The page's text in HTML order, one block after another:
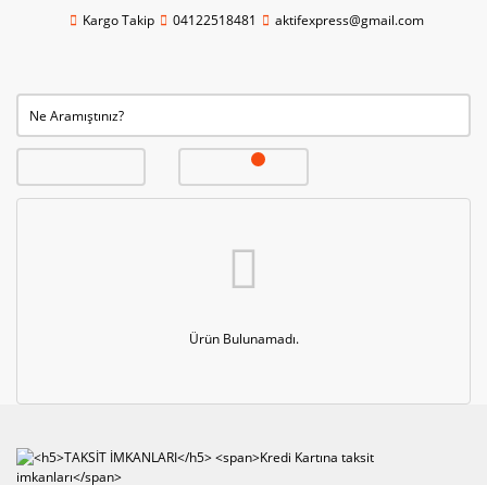
Kargo Takip 04122518481 aktifexpress@gmail.com
Ürün Bulunamadı.